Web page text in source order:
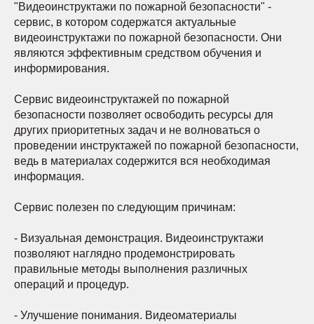
"Видеоинструктажи по пожарной безопасности" -
сервис, в котором содержатся актуальные
видеоинструктажи по пожарной безопасности. Они
являются эффективным средством обучения и
информирования.
Сервис видеоинструктажей по пожарной
безопасности позволяет освободить ресурсы для
других приоритетных задач и не волноваться о
проведении инструктажей по пожарной безопасности,
ведь в материалах содержится вся необходимая
информация.
Сервис полезен по следующим причинам:
- Визуальная демонстрация. Видеоинструктажи
позволяют наглядно продемонстрировать
правильные методы выполнения различных
операций и процедур.
- Улучшение понимания. Видеоматериалы